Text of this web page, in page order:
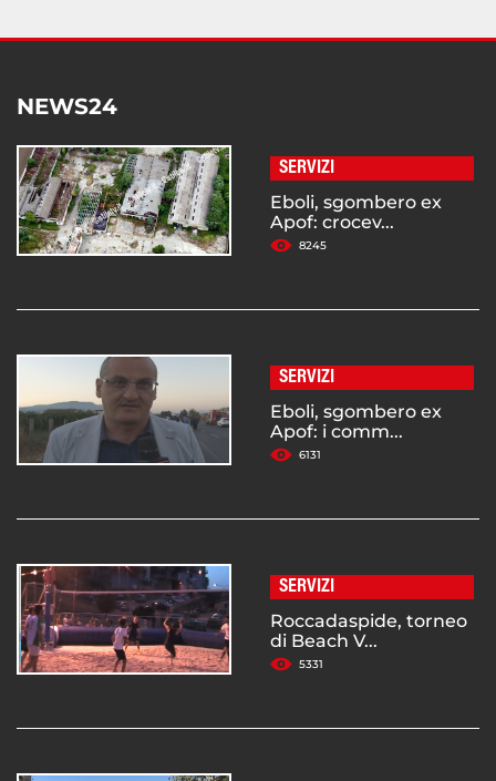
NEWS24
SERVIZI
Eboli, sgombero ex
Apof: crocev...
8245
SERVIZI
Eboli, sgombero ex
Apof: i comm...
6131
SERVIZI
Roccadaspide, torneo
di Beach V...
5331